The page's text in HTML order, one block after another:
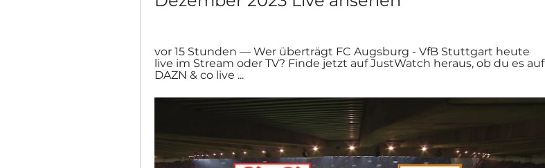
vor 15 Stunden — Wer überträgt FC Augsburg - VfB Stuttgart heute
live im Stream oder TV? Finde jetzt auf JustWatch heraus, ob du es auf
DAZN & co live ...